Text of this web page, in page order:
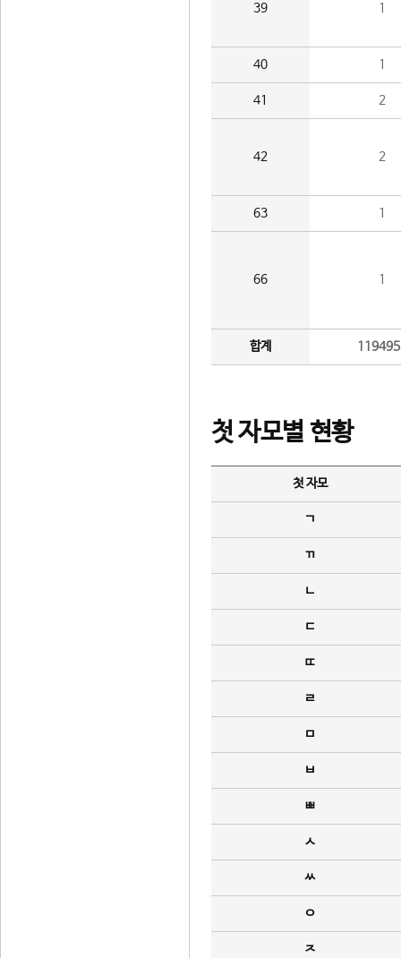
39 1
40 1
41 2
42 2
63 1
66 1
합계
첫 자모별 현황
첫 자모
ㄱ
ㄲ
ㄴ
ㄷ
ㄸ
ㄹ
ㅁ
ㅂ
ㅃ
ㅅ
ㅆ
ㅇ
ㅈ